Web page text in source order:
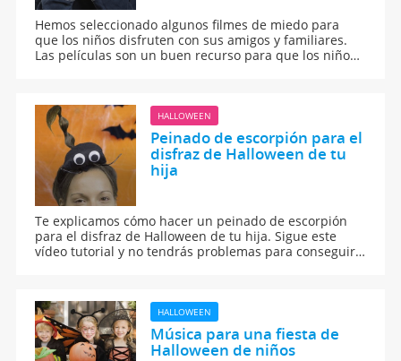
Hemos seleccionado algunos filmes de miedo para
que los niños disfruten con sus amigos y familiares.
Las películas son un buen recurso para que los niños
HALLOWEEN
Peinado de escorpión para el
disfraz de Halloween de tu
hija
Te explicamos cómo hacer un peinado de escorpión
para el disfraz de Halloween de tu hija. Sigue este
vídeo tutorial y no tendrás problemas para conseguir
HALLOWEEN
Música para una fiesta de
Halloween de niños